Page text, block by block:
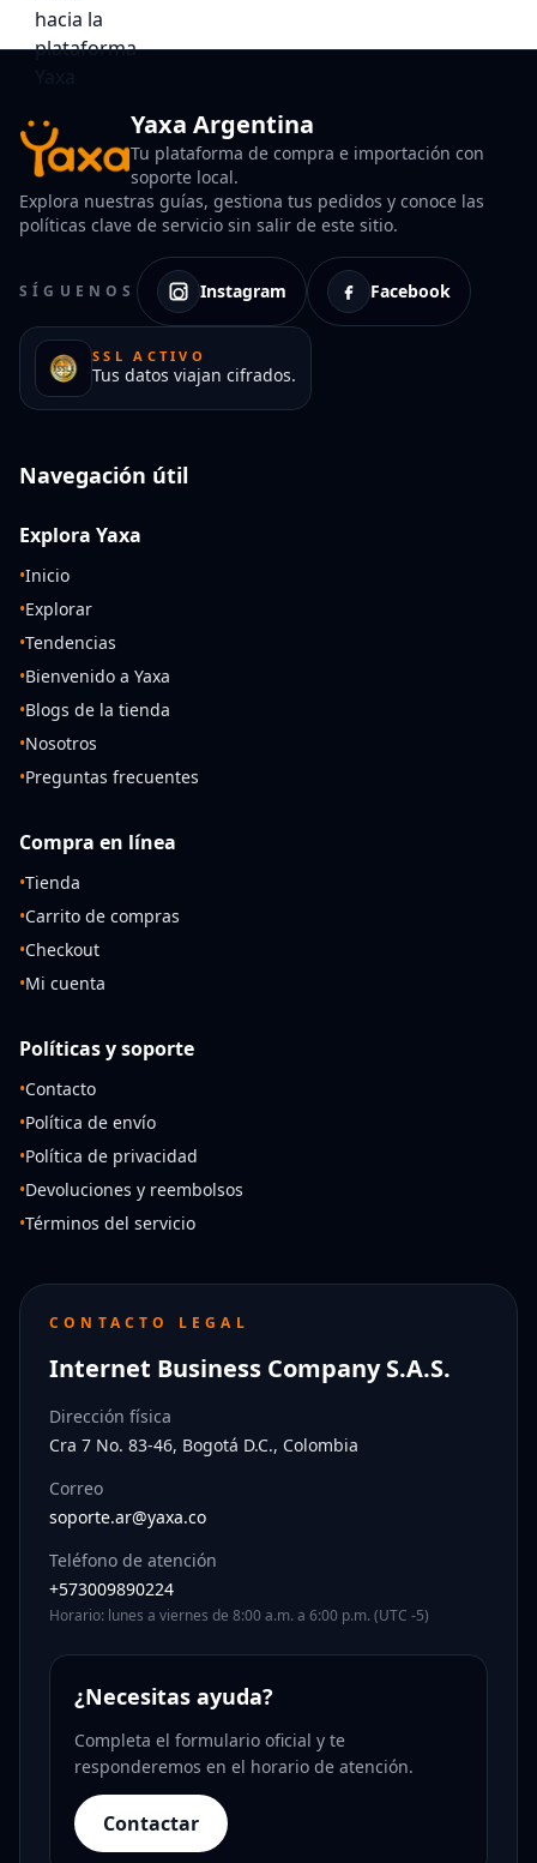
Yaxa Argentina
Tu plataforma de compra e importación con
soporte local.
Explora nuestras guías, gestiona tus pedidos y conoce las
políticas clave de servicio sin salir de este sitio.
SÍGUENOS Instagram Facebook
SSL ACTIVO
Tus datos viajan cifrados.
Navegación útil
Explora Yaxa
•Inicio
•Explorar
•Tendencias
•Bienvenido a Yaxa
•Blogs de la tienda
•Nosotros
•Preguntas frecuentes
Compra en línea
•Tienda
•Carrito de compras
•Checkout
•Mi cuenta
Políticas y soporte
•Contacto
•Política de envío
•Política de privacidad
•Devoluciones y reembolsos
•Términos del servicio
CONTACTO LEGAL
Internet Business Company S.A.S.
Dirección física
Cra 7 No. 83-46, Bogotá D.C., Colombia
Correo
soporte.ar@yaxa.co
Teléfono de atención
+573009890224
Horario: lunes a viernes de 8:00 a.m. a 6:00 p.m. (UTC -5)
¿Necesitas ayuda?
Completa el formulario oficial y te
responderemos en el horario de atención.
Contactar